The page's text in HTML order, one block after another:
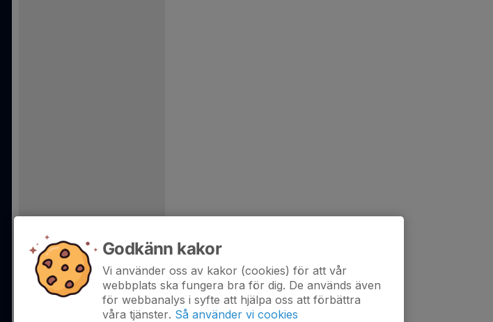
Godkänn kakor
Vi använder oss av kakor (cookies) för att vår
webbplats ska fungera bra för dig. De används även
för webbanalys i syfte att hjälpa oss att förbättra
våra tjänster. Så använder vi cookies